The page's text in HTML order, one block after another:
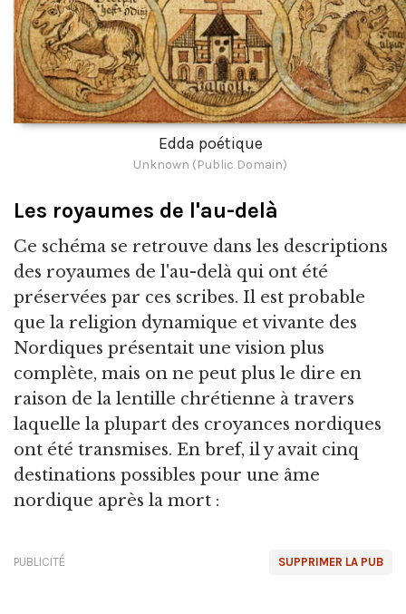
Edda poétique
Unknown (Public Domain)
Les royaumes de l'au-delà
Ce schéma se retrouve dans les descriptions
des royaumes de l'au-delà qui ont été
préservées par ces scribes. Il est probable
que la religion dynamique et vivante des
Nordiques présentait une vision plus
complète, mais on ne peut plus le dire en
raison de la lentille chrétienne à travers
laquelle la plupart des croyances nordiques
ont été transmises. En bref, il y avait cinq
destinations possibles pour une âme
nordique après la mort :
SUPPRIMER LA PUB
PUBLICITÉ